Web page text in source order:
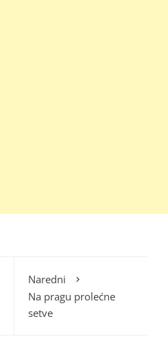
Naredni
Na pragu prolećne
setve